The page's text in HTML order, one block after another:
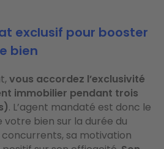
exclusif pour booster
bien
vous accordez l’exclusivité
immobilier pendant trois
. L’agent mandaté est donc le
votre bien sur la durée du
concurrents, sa motivation